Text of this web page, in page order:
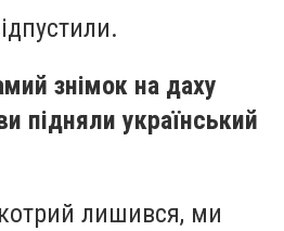
знімок на даху
підняли український
лишився, ми